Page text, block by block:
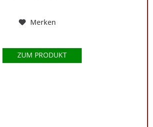
Merken
ZUM PRODUKT